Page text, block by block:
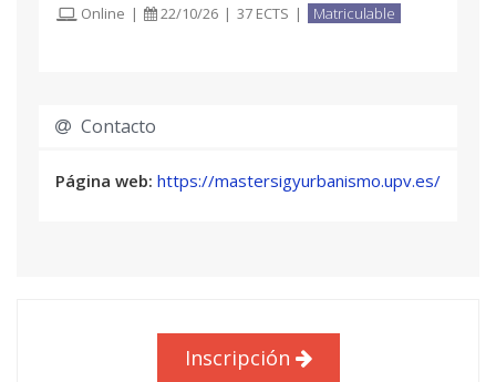
Online | 22/10/26 | 37 ECTS | Matriculable
Contacto
Página web: https://mastersigyurbanismo.upv.es/
Inscripción